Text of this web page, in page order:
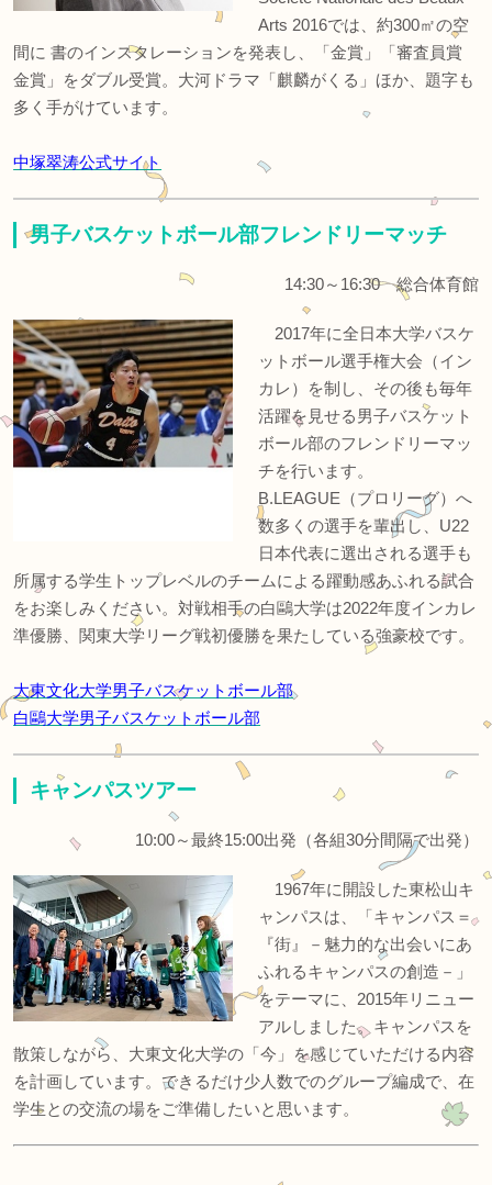
Arts 2016では、約300㎡の空
間に 書のインスタレーションを発表し、「金賞」「審査員賞
金賞」をダブル受賞。大河ドラマ「麒麟がくる」ほか、題字も
多く手がけています。
中塚翠涛公式サイト
男子バスケットボール部フレンドリーマッチ
14:30～16:30 総合体育館
2017年に全日本大学バスケ
ットボール選手権大会（イン
カレ）を制し、その後も毎年
活躍を見せる男子バスケット
ボール部のフレンドリーマッ
チを行います。
B.LEAGUE（プロリーグ）へ
数多くの選手を輩出し、U22
日本代表に選出される選手も
所属する学生トップレベルのチームによる躍動感あふれる試合
をお楽しみください。対戦相手の白鷗大学は2022年度インカレ
準優勝、関東大学リーグ戦初優勝を果たしている強豪校です。
大東文化大学男子バスケットボール部
白鷗大学男子バスケットボール部
キャンパスツアー
10:00～最終15:00出発（各組30分間隔で出発）
1967年に開設した東松山キ
ャンパスは、「キャンパス＝
『街』－魅力的な出会いにあ
ふれるキャンパスの創造－」
をテーマに、2015年リニュー
アルしました。キャンパスを
散策しながら、大東文化大学の「今」を感じていただける内容
を計画しています。できるだけ少人数でのグループ編成で、在
学生との交流の場をご準備したいと思います。